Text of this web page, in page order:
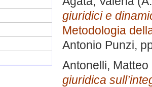
giuridici e
Metodologia
Antonio Punzi,
Antonelli, Matteo
giuridica